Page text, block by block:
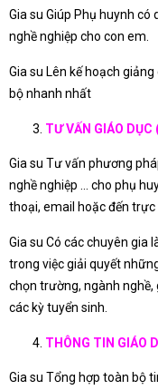
Gia su Giúp Phụ huynh
nghề nghiệp cho con em.
Gia su Lên kế hoạch
bộ nhanh nhất
TƯ VẤN GIÁO
Gia su Tư vấn phương
nghề nghiệp … cho phụ
thoại, email hoặc đến trực
Gia su Có các chuyên gia
trong việc giải quyết
chọn trường, ngành nghề,
các kỳ tuyển sinh.
THÔNG TIN GIÁO
Gia su Tổng hợp toàn bộ